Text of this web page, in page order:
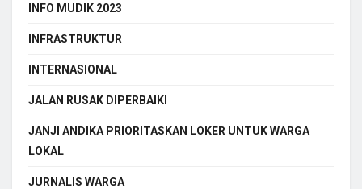
INFO MUDIK 2023
INFRASTRUKTUR
INTERNASIONAL
JALAN RUSAK DIPERBAIKI
JANJI ANDIKA PRIORITASKAN LOKER UNTUK WARGA
LOKAL
JURNALIS WARGA